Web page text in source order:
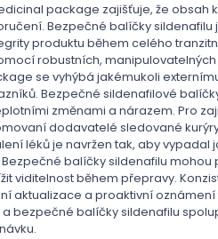
package zajišťuje, že
Bezpečné balíčky
produktu během celého
robustních,
se vyhýbá jakémukoli
Bezpečné sildenafilové
změnami a nárazem. Pro
dodavatelé sledované
léků je navržen tak, aby
Bezpečné balíčky sildenafilu
viditelnost během přepravy.
aktualizace a proaktivní
a bezpečné balíčky sildenafilu